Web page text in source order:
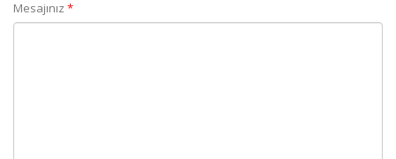
Mesajınız *(Zorunlu alan)